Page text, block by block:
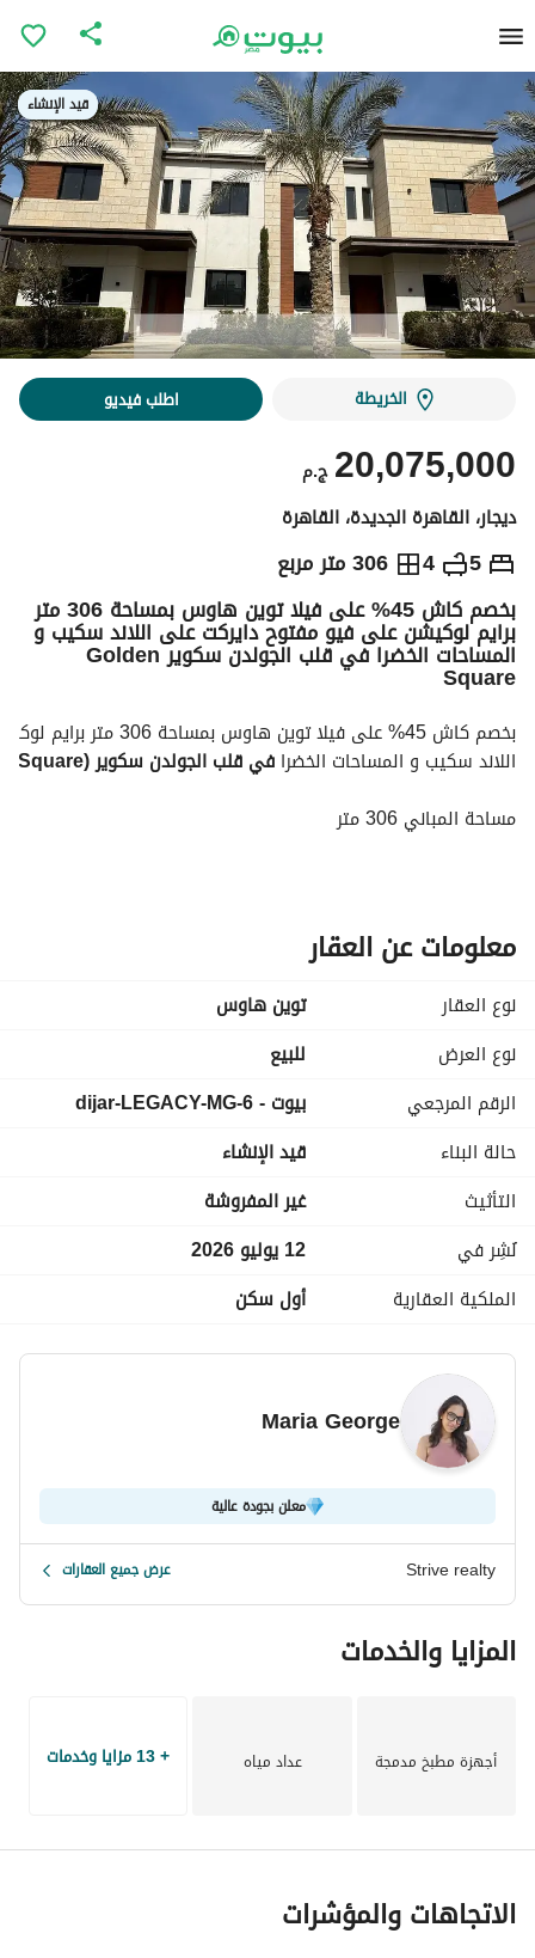
قيد الإنشاء
قيد الإنشاء
الخريطة اطلب فيديو
ج.م 20,075,000
ديجار، القاهرة الجديدة، القاهرة
5
4 306 متر مربع ج.م 20,075,000
الاماكن القريبة بخصم كاش 45% على فيلا توين هاوس بمساحة 306 متر
برايم لوكيشن على فيو مفتوح دايركت على اللاند سكيب و
المساحات الخضرا في قلب الجولدن سكوير Golden
Square
اللاند سكيب و المساحات الخضرا في قلب الجولدن سكوير (Golden Square) بالقاهرة الجديدة
مساحة المباني 306 متر
رسيبشن كبير 3 قطع
غرفة للناني بحمام خاص
السعر الاجمالي بعد خصم 45% : 20,075,000
تقسيط مرنة تصل إلى 12 عامًا.
أبرز تفاصيل كمبوند ديجار التجمع الخامس:
المدرب تدريبًا عاليًا مكرس لمساعدتك في العثور على أفضل الفرص
نحن نغطي المناطق الرئيسية بما في ذلك:
في كل خطوة على الطريق.
اتصل بنا للاستشارة:
معلومات عن العقار
نوع العقار
توين هاوس
نوع العرض
للبيع
الرقم المرجعي
بيوت - dijar-LEGACY-MG-6
حالة البناء
قيد الإنشاء
التأثيث
غير المفروشة
نُشِر في
12 يوليو 2026
الملكية العقارية
أول سكن
Maria George
معلن بجودة عالية
Strive realty عرض جميع العقارات
المزايا والخدمات
أجهزة مطبخ مدمجة عداد مياه + 13 مزايا وخدمات
الاتجاهات والمؤشرات